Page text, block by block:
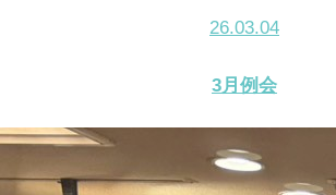
26.03.04
3月例会